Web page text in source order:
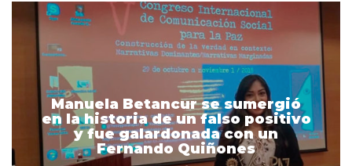
Manuela Betancur se sumergió
en la historia de un falso positivo
y fue galardonada con un
Fernando Quiñones